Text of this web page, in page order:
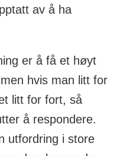
av å ha
er å få et høyt
hvis man litt for
litt for fort, så
å respondere.
utfordring i store